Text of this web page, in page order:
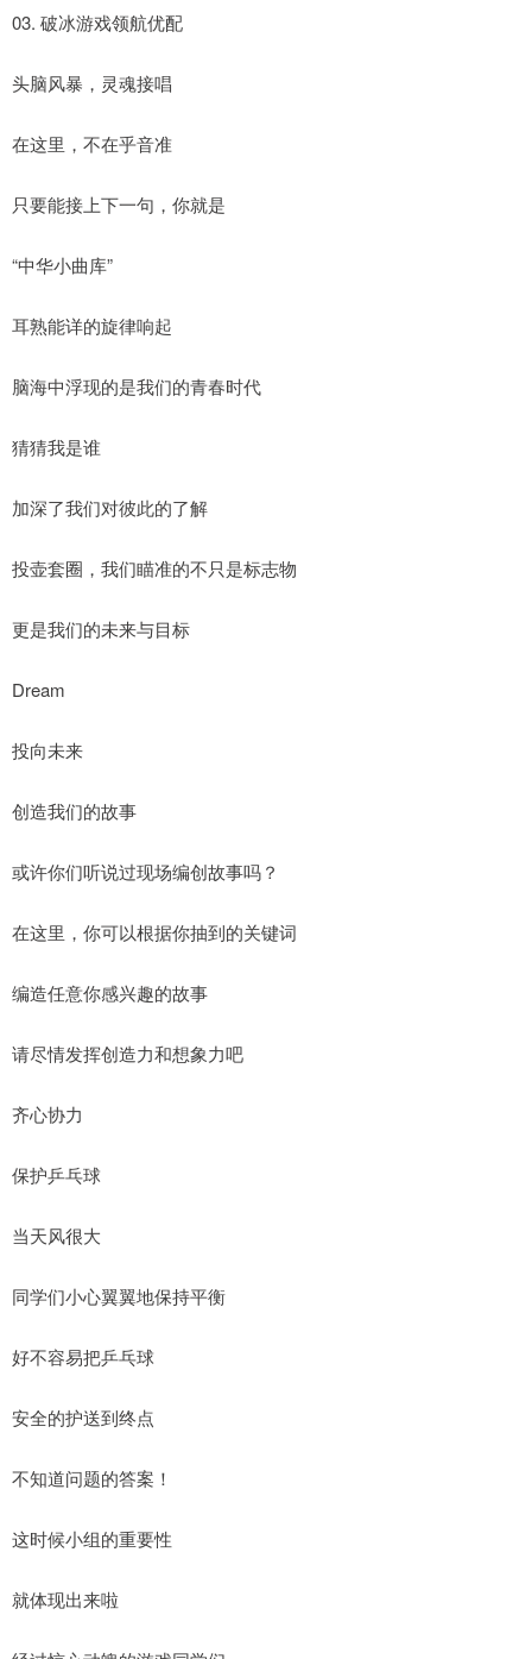
03. 破冰游戏领航优配
头脑风暴，灵魂接唱
在这里，不在乎音准
只要能接上下一句，你就是
“中华小曲库”
耳熟能详的旋律响起
脑海中浮现的是我们的青春时代
猜猜我是谁
加深了我们对彼此的了解
投壶套圈，我们瞄准的不只是标志物
更是我们的未来与目标
Dream
投向未来
创造我们的故事
或许你们听说过现场编创故事吗？
在这里，你可以根据你抽到的关键词
编造任意你感兴趣的故事
请尽情发挥创造力和想象力吧
齐心协力
保护乒乓球
当天风很大
同学们小心翼翼地保持平衡
好不容易把乒乓球
安全的护送到终点
不知道问题的答案！
这时候小组的重要性
就体现出来啦